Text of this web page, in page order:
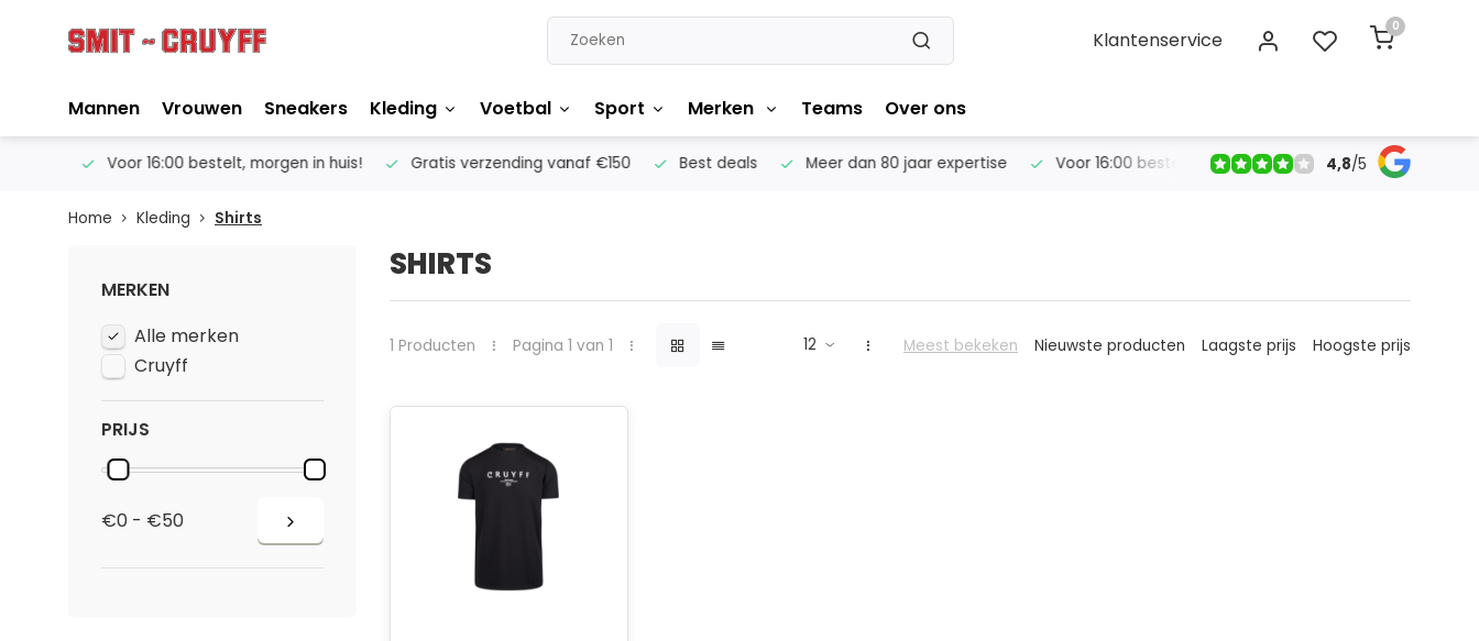
Klantenservice
0
Mannen Vrouwen Sneakers Kleding Voetbal Sport Merken Teams Over ons
Voor 16:00 bestelt, morgen in huis! Gratis verzending vanaf €150 Best deals Meer dan 80 jaar expertise Voor 16:00 bestelt, morgen in huis! Gratis
4,8/5
Home Kleding Shirts
MERKEN
Alle merken
Cruyff
PRIJS
€0 - €50
SHIRTS
1 Producten Pagina 1 van 1 Meest bekeken Nieuwste producten Laagste prijs Hoogste prijs